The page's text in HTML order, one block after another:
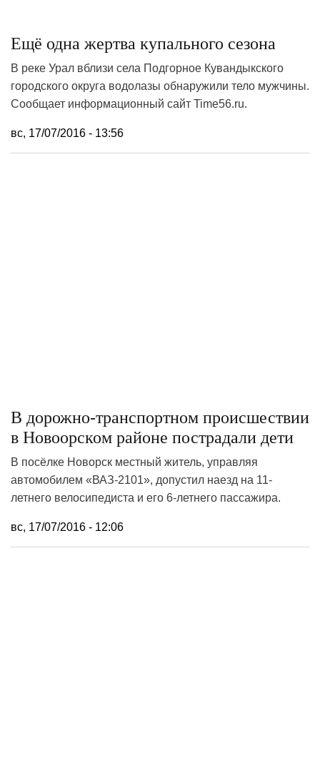
Ещё одна жертва купального сезона
В реке Урал вблизи села Подгорное Кувандыкского
городского округа водолазы обнаружили тело мужчины.
Сообщает информационный сайт Time56.ru.
вс, 17/07/2016 - 13:56
В дорожно-транспортном происшествии
в Новоорском районе пострадали дети
В посёлке Новорск местный житель, управляя
автомобилем «ВАЗ-2101», допустил наезд на 11-
летнего велосипедиста и его 6-летнего пассажира.
вс, 17/07/2016 - 12:06